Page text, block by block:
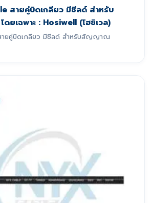
สายคู่บิดเกลียว มีชีลด์ สำหรับ
ยเฉพาะ : Hosiwell (โฮซิเวล)
ายคู่บิดเกลียว มีชีลด์ สำหรับสัญญาณ